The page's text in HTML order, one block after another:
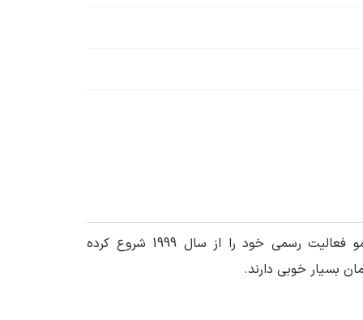
پمپ‌های مگنتی شرکت کالمو (Calmo) در دو سری MD و MX طراحی، تولید و روانه بازار شده‌اند. شرکت چینی کالمو فعالیت رسمی خود را از سال 1999 شروع کرده
بسیار خوبی دارند.